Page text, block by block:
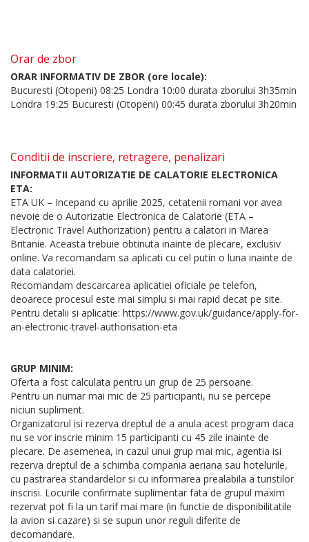
Orar de zbor
ORAR INFORMATIV DE ZBOR (ore locale):
Bucuresti (Otopeni) 08:25 Londra 10:00 durata zborului 3h35min
Londra 19:25 Bucuresti (Otopeni) 00:45 durata zborului 3h20min
Conditii de inscriere, retragere, penalizari
INFORMATII AUTORIZATIE DE CALATORIE ELECTRONICA
ETA:
ETA UK – Incepand cu aprilie 2025, cetatenii romani vor avea
nevoie de o Autorizatie Electronica de Calatorie (ETA –
Electronic Travel Authorization) pentru a calatori in Marea
Britanie. Aceasta trebuie obtinuta inainte de plecare, exclusiv
online. Va recomandam sa aplicati cu cel putin o luna inainte de
data calatoriei.
Recomandam descarcarea aplicatiei oficiale pe telefon,
deoarece procesul este mai simplu si mai rapid decat pe site.
Pentru detalii si aplicatie: https://www.gov.uk/guidance/apply-for-
an-electronic-travel-authorisation-eta
GRUP MINIM:
Oferta a fost calculata pentru un grup de 25 persoane.
Pentru un numar mai mic de 25 participanti, nu se percepe
niciun supliment.
Organizatorul isi rezerva dreptul de a anula acest program daca
nu se vor inscrie minim 15 participanti cu 45 zile inainte de
plecare. De asemenea, in cazul unui grup mai mic, agentia isi
rezerva dreptul de a schimba compania aeriana sau hotelurile,
cu pastrarea standardelor si cu informarea prealabila a turistilor
inscrisi. Locurile confirmate suplimentar fata de grupul maxim
rezervat pot fi la un tarif mai mare (in functie de disponibilitatile
la avion si cazare) si se supun unor reguli diferite de
decomandare.